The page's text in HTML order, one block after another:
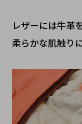
レザーには牛革
柔らかな肌触り